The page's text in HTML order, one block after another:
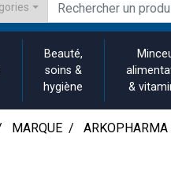
Beauté,
soins &
hygiène
&
MARQUE ARKOPHARMA